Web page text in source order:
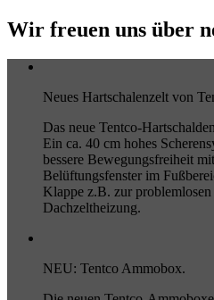
Wir freuen uns über
Neues Hartschalenzelt von
Das neue Tentco-
Ein ca. 40 cm hohes
bessere Bewegungsfreiheit
Belüftungsfenster im
Klappe z.B. zur
Dachzeltheizung.
NEU: Tentco Ammobox.